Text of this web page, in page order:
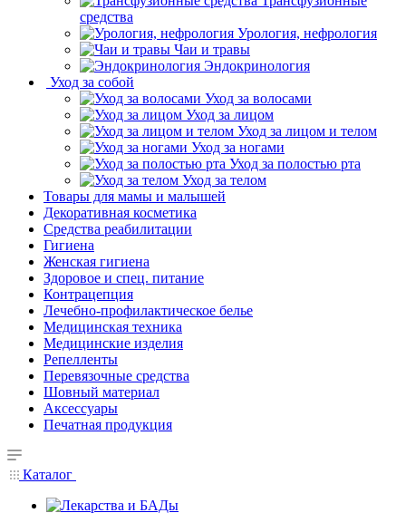
средства
Урология, нефрология
Чаи и травы
Эндокринология
Уход за собой
Уход за волосами
Уход за лицом
Уход за лицом и телом
Уход за ногами
Уход за полостью рта
Уход за телом
Товары для мамы и малышей
Декоративная косметика
Средства реабилитации
Гигиена
Женская гигиена
Здоровое и спец. питание
Контрацепция
Лечебно-профилактическое белье
Медицинская техника
Медицинские изделия
Репелленты
Перевязочные средства
Шовный материал
Аксессуары
Печатная продукция
Каталог